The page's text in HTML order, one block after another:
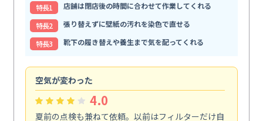
特⻑1
店舗は閉店後の時間に合わせて作業してくれる
特⻑2
張り替えずに壁紙の汚れを染色で直せる
特⻑3
靴下の履き替えや養生まで気を配ってくれる
空気が変わった
4.0
夏前の点検も兼ねて依頼。以前はフィルターだけ自